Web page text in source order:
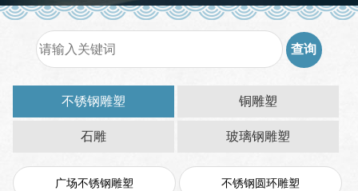
关于我们
不锈钢雕塑 铜雕塑
石雕 玻璃钢雕塑
广场不锈钢雕塑 不锈钢圆环雕塑